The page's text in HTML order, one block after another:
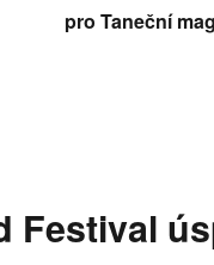
pro Taneční
Festival